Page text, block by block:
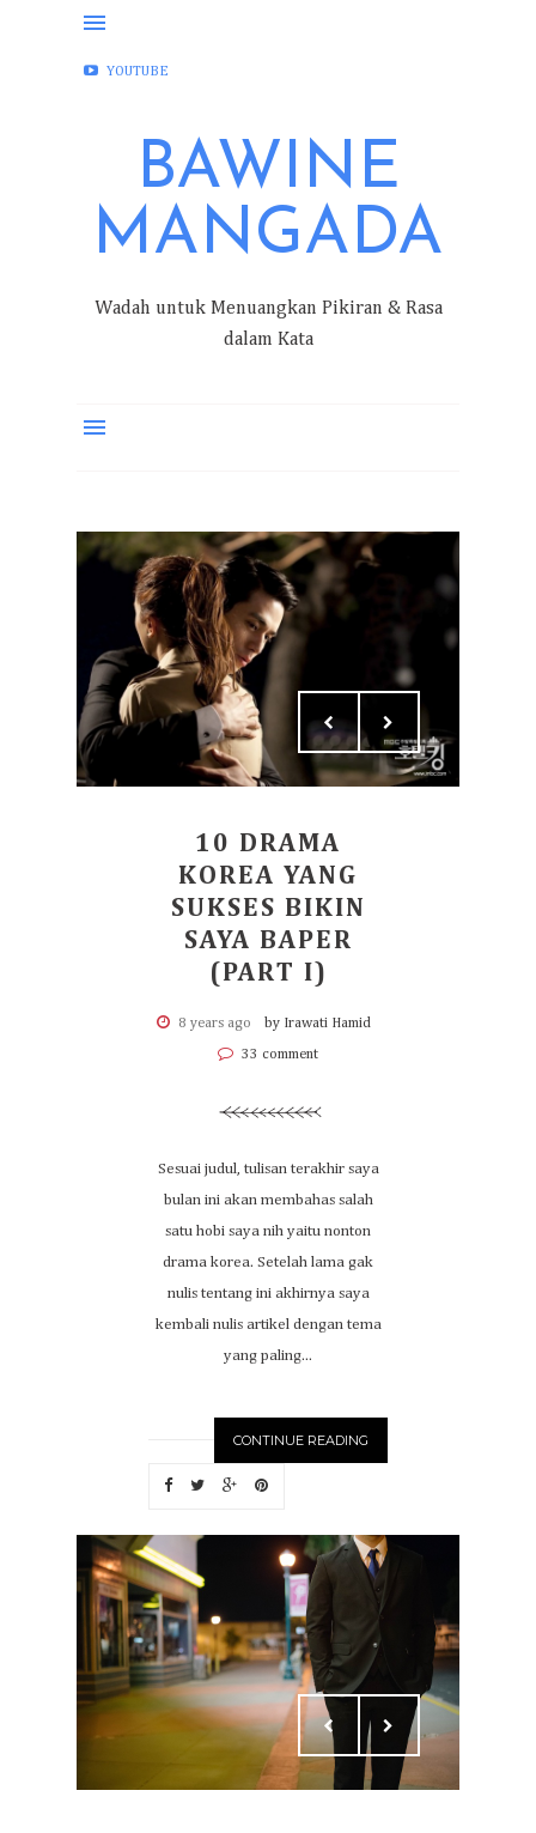
FACEBOOK
YOUTUBE
BAWINE
MANGADA
Wadah untuk Menuangkan Pikiran & Rasa
dalam Kata
10 DRAMA
KOREA YANG
SUKSES BIKIN
SAYA BAPER
(PART I)
8 years ago by Irawati Hamid
33 comment
Sesuai judul, tulisan terakhir saya
bulan ini akan membahas salah
satu hobi saya nih yaitu nonton
drama korea. Setelah lama gak
nulis tentang ini akhirnya saya
kembali nulis artikel dengan tema
yang paling...
CONTINUE READING